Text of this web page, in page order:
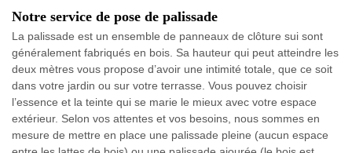
Notre service de pose de palissade
La palissade est un ensemble de panneaux de clôture sui sont
généralement fabriqués en bois. Sa hauteur qui peut atteindre les
deux mètres vous propose d’avoir une intimité totale, que ce soit
dans votre jardin ou sur votre terrasse. Vous pouvez choisir
l’essence et la teinte qui se marie le mieux avec votre espace
extérieur. Selon vos attentes et vos besoins, nous sommes en
mesure de mettre en place une palissade pleine (aucun espace